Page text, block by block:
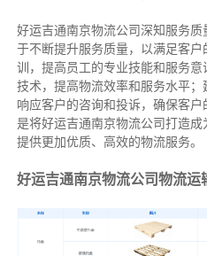
好运吉通南京物流公司深知服务
于不断提升服务质量，以满足客
训，提高员工的专业技能和服务
技术，提高物流效率和服务水平
响应客户的咨询和投诉，确保客
是将好运吉通南京物流公司打造
提供更加优质、高效的物流服务。
好运吉通南京物流公司物流运